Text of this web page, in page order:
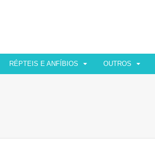
RÉPTEIS E ANFÍBIOS OUTROS